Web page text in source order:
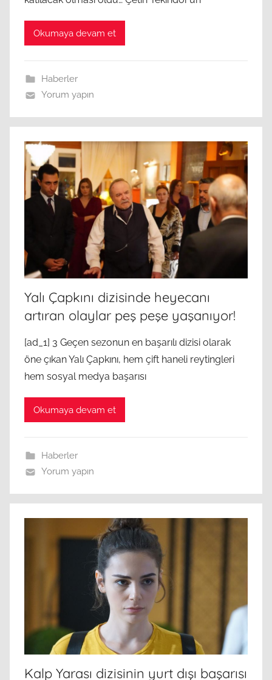
Okumaya devam et
Haberler
Yorum yapın
Yalı Çapkını dizisinde heyecanı
artıran olaylar peş peşe yaşanıyor!
[ad_1] 3 Geçen sezonun en başarılı dizisi olarak
öne çıkan Yalı Çapkını, hem çift haneli reytingleri
hem sosyal medya başarısı
Okumaya devam et
Haberler
Yorum yapın
Kalp Yarası dizisinin yurt dışı başarısı